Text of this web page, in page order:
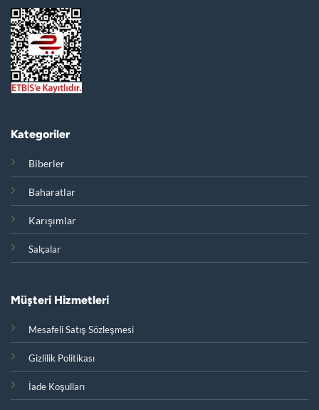
Kategoriler
Biberler
Baharatlar
Karışımlar
Salçalar
Müşteri Hizmetleri
Mesafeli Satış Sözleşmesi
Gizlilik Politikası
İade Koşulları